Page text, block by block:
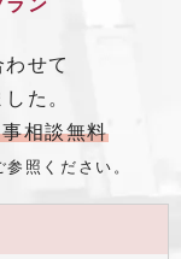
せて
た。
相談無料
参照ください。